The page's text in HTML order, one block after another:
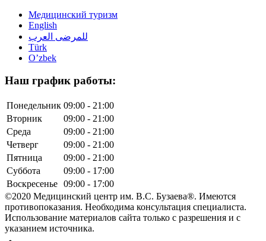
Медицинский туризм
English
للمرضى العرب
Türk
O’zbek
Наш график работы:
Понедельник 09:00 - 21:00
Вторник
09:00 - 21:00
Среда
09:00 - 21:00
Четверг
09:00 - 21:00
Пятница
09:00 - 21:00
Суббота
09:00 - 17:00
Воскресенье 09:00 - 17:00
©2020 Медицинский центр им. В.С. Бузаева®. Имеются
противопоказания. Необходима консультация специалиста.
Использование материалов сайта только с разрешения и с
указанием источника.